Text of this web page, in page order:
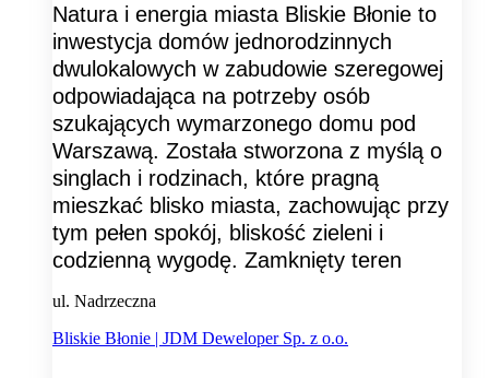
Natura i energia miasta Bliskie Błonie to
inwestycja domów jednorodzinnych
dwulokalowych w zabudowie szeregowej
odpowiadająca na potrzeby osób
szukających wymarzonego domu pod
Warszawą. Została stworzona z myślą o
singlach i rodzinach, które pragną
mieszkać blisko miasta, zachowując przy
tym pełen spokój, bliskość zieleni i
codzienną wygodę. Zamknięty teren
ul. Nadrzeczna
Bliskie Błonie | JDM Deweloper Sp. z o.o.